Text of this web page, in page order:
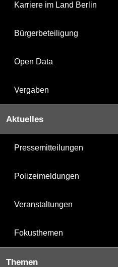
Karriere im Land Berlin
Bürgerbeteiligung
Open Data
Vergaben
Aktuelles
Pressemitteilungen
Polizeimeldungen
Veranstaltungen
Fokusthemen
Themen